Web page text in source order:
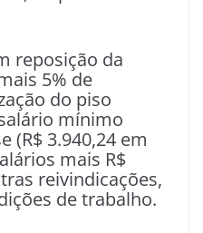
reposição da
5% de
do piso
mínimo
(R$ 3.940,24 em
mais R$
reivindicações,
de trabalho.